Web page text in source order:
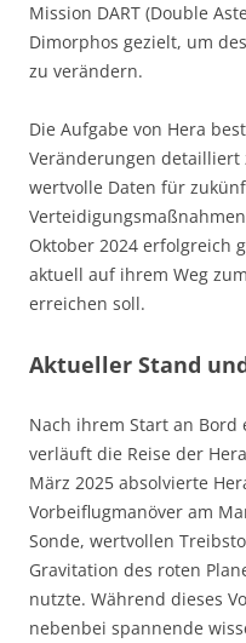
Mission DART (Double
Dimorphos gezielt, um
zu verändern.
Die Aufgabe von Hera
Veränderungen
wertvolle Daten für
Oktober 2024 erfolgreich
aktuell auf ihrem Weg
erreichen soll.
Aktueller Stand
Nach ihrem Start an Bord
verläuft die Reise der
März 2025 absolvierte
Vorbeiflugmanöver am
Sonde, wertvollen
Gravitation des roten
nutzte. Während dieses
nebenbei spannende